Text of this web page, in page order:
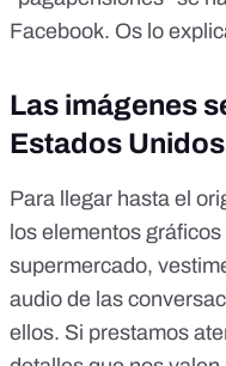
Facebook. Os lo
Las imágenes
Estados Unidos
Para llegar hasta el
los elementos
supermercado,
audio de las
ellos. Si prestamos